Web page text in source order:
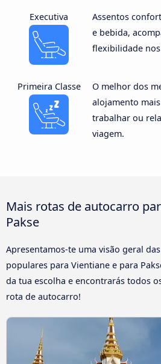
Executiva
Assentos
e bebida,
flexibilidade
Primeira Classe
O melhor dos
alojamento
trabalhar ou
viagem.
Mais rotas de autocarro
Pakse
Apresentamos-te uma visão geral
populares para Vientiane e para
da tua escolha e encontrarás todos
rota de autocarro!